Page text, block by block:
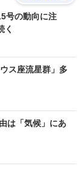
号の動向に注
く
ス座流星群」多
は「気候」にあ